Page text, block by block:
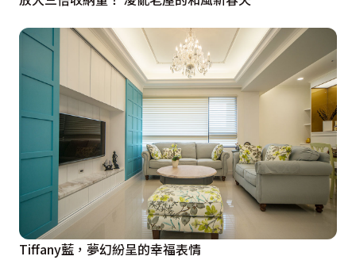
Tiffany藍，夢幻紛呈的幸福表情